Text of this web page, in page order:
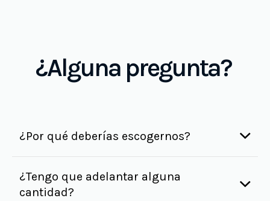
¿Alguna pregunta?
¿Por qué deberías escogernos?
¿Tengo que adelantar alguna
cantidad?